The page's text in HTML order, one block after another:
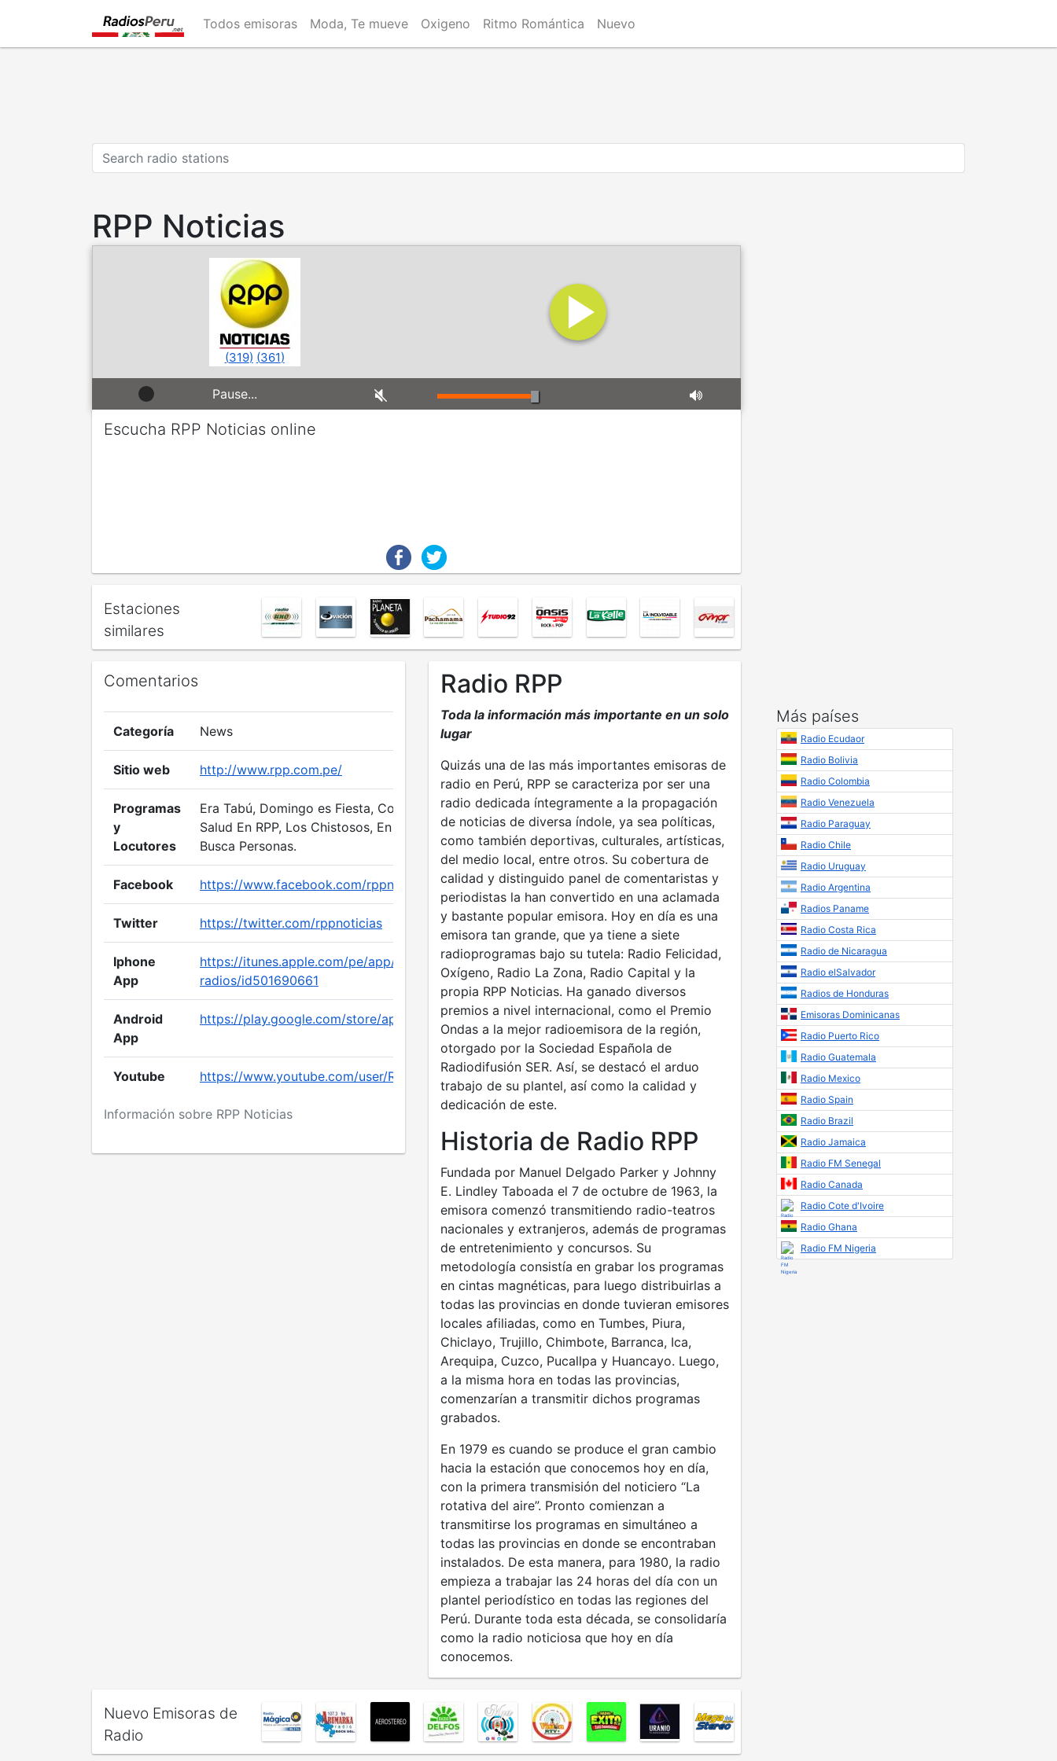
main
Todos emisoras Moda, Te mueve Oxigeno Ritmo Romántica Nuevo
RPP Noticias
(319) (361)
Pause...
Escucha RPP Noticias online
Estaciones
similares
Comentarios
Información sobre RPP Noticias
Categoría News
Sitio web http://www.rpp.com.pe/
Programas
y
Locutores
Era Tabú, Domingo es Fiesta, Confidencias,
Salud En RPP, Los Chistosos, En Escena,
Busca Personas.
Facebook https://www.facebook.com/rppnoticias
Twitter https://twitter.com/rppnoticias
Iphone
App
https://itunes.apple.com/pe/app/gruporpp-
radios/id501690661
Android
App
https://play.google.com/store/apps/details
Youtube https://www.youtube.com/user/RPPNOTICIAS
Radio RPP
Toda la información más importante en un solo
lugar
Quizás una de las más importantes emisoras de
radio en Perú, RPP se caracteriza por ser una
radio dedicada íntegramente a la propagación
de noticias de diversa índole, ya sea políticas,
como también deportivas, culturales, artísticas,
del medio local, entre otros. Su cobertura de
calidad y distinguido panel de comentaristas y
periodistas la han convertido en una aclamada
y bastante popular emisora. Hoy en día es una
emisora tan grande, que ya tiene a siete
radioprogramas bajo su tutela: Radio Felicidad,
Oxígeno, Radio La Zona, Radio Capital y la
propia RPP Noticias. Ha ganado diversos
premios a nivel internacional, como el Premio
Ondas a la mejor radioemisora de la región,
otorgado por la Sociedad Española de
Radiodifusión SER. Así, se destacó el arduo
trabajo de su plantel, así como la calidad y
dedicación de este.
Historia de Radio RPP
Fundada por Manuel Delgado Parker y Johnny
E. Lindley Taboada el 7 de octubre de 1963, la
emisora comenzó transmitiendo radio-teatros
nacionales y extranjeros, además de programas
de entretenimiento y concursos. Su
metodología consistía en grabar los programas
en cintas magnéticas, para luego distribuirlas a
todas las provincias en donde tuvieran emisores
locales afiliadas, como en Tumbes, Piura,
Chiclayo, Trujillo, Chimbote, Barranca, Ica,
Arequipa, Cuzco, Pucallpa y Huancayo. Luego,
a la misma hora en todas las provincias,
comenzarían a transmitir dichos programas
grabados.
En 1979 es cuando se produce el gran cambio
hacia la estación que conocemos hoy en día,
con la primera transmisión del noticiero “La
rotativa del aire”. Pronto comienzan a
transmitirse los programas en simultáneo a
todas las provincias en donde se encontraban
instalados. De esta manera, para 1980, la radio
empieza a trabajar las 24 horas del día con un
plantel periodístico en todas las regiones del
Perú. Durante toda esta década, se consolidaría
como la radio noticiosa que hoy en día
conocemos.
Nuevo Emisoras de
Radio
Más países
Radio Ecudaor
Radio Bolivia
Radio Colombia
Radio Venezuela
Radio Paraguay
Radio Chile
Radio Uruguay
Radio Argentina
Radios Paname
Radio Costa Rica
Radio de Nicaragua
Radio elSalvador
Radios de Honduras
Emisoras Dominicanas
Radio Puerto Rico
Radio Guatemala
Radio Mexico
Radio Spain
Radio Brazil
Radio Jamaica
Radio FM Senegal
Radio Canada
Radio Cote d'Ivoire
Radio Ghana
Radio FM Nigeria